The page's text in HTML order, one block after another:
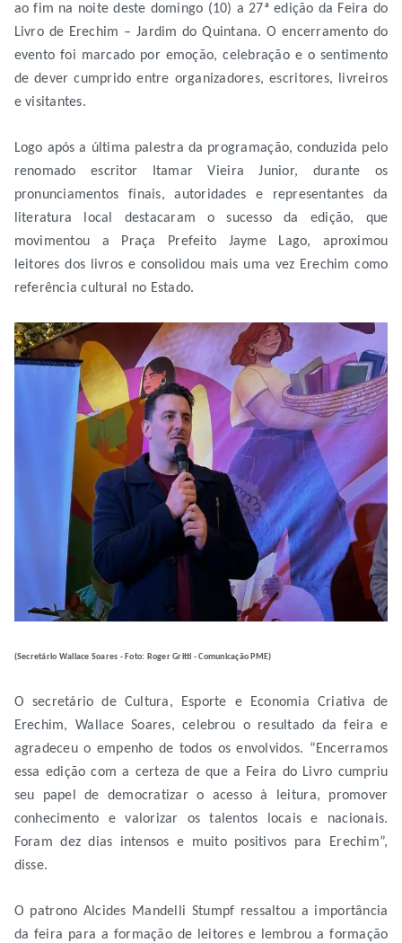
ao fim na noite deste domingo (10) a 27ª edição da Feira do
Livro de Erechim – Jardim do Quintana. O encerramento do
evento foi marcado por emoção, celebração e o sentimento
de dever cumprido entre organizadores, escritores, livreiros
e visitantes.
Logo após a última palestra da programação, conduzida pelo
renomado escritor Itamar Vieira Junior, durante os
pronunciamentos finais, autoridades e representantes da
literatura local destacaram o sucesso da edição, que
movimentou a Praça Prefeito Jayme Lago, aproximou
leitores dos livros e consolidou mais uma vez Erechim como
referência cultural no Estado.
(Secretário Wallace Soares - Foto: Roger Gritti - Comunicação PME)
O secretário de Cultura, Esporte e Economia Criativa de
Erechim, Wallace Soares, celebrou o resultado da feira e
agradeceu o empenho de todos os envolvidos. “Encerramos
essa edição com a certeza de que a Feira do Livro cumpriu
seu papel de democratizar o acesso à leitura, promover
conhecimento e valorizar os talentos locais e nacionais.
Foram dez dias intensos e muito positivos para Erechim”,
disse.
O patrono Alcides Mandelli Stumpf ressaltou a importância
da feira para a formação de leitores e lembrou a formação